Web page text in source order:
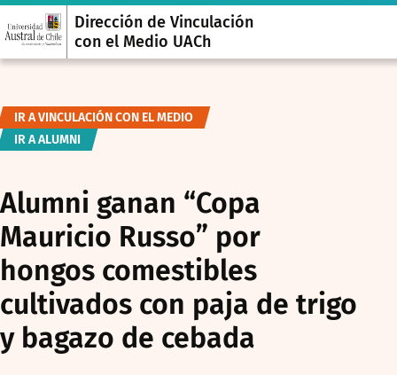
Dirección de Vinculación
con el Medio UACh
IR A VINCULACIÓN CON EL MEDIO
IR A ALUMNI
Alumni ganan “Copa
Mauricio Russo” por
hongos comestibles
cultivados con paja de trigo
y bagazo de cebada